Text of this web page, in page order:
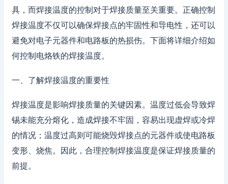
具，而焊接温度的控制对于焊接质量至关重要。正确控制
焊接温度不仅可以确保焊接点的牢固性和导电性，还可以
避免对电子元器件和电路板的热损伤。下面将详细介绍如
何控制电烙铁的焊接温度。
一、了解焊接温度的重要性
焊接温度是影响焊接质量的关键因素。温度过低会导致焊
锡未能充分熔化，造成焊接不牢固，容易出现虚焊或冷焊
的情况；温度过高则可能烧毁焊接点的元器件或使电路板
变形、烧焦。因此，合理控制焊接温度是保证焊接质量的
前提。